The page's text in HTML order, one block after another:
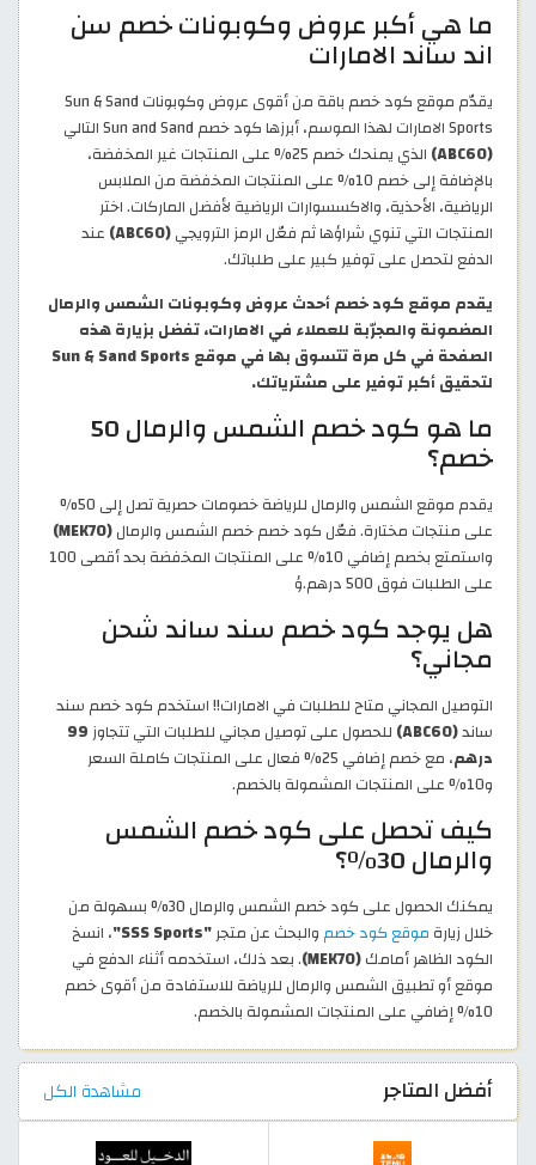
ما هي أكبر عروض وكوبونات خصم سن
اند ساند الامارات
يقدّم موقع كود خصم باقة من أقوى عروض وكوبونات Sun & Sand
Sports الامارات لهذا الموسم، أبرزها كود خصم Sun and Sand التالي
(ABC60)
الذي يمنحك خصم 25% على المنتجات غير المخفضة،
بالإضافة إلى خصم 10% على المنتجات المخفضة من الملابس
الرياضية، الأحذية، والاكسسوارات الرياضية لأفضل الماركات. اختر
المنتجات التي تنوي شراؤها ثم فعّل الرمز الترويجي(ABC60)
عند
الدفع لتحصل على توفير كبير على طلباتك.
يقدم موقع كود خصم أحدث عروض وكوبونات الشمس والرمال
المضمونة والمجرّبة للعملاء في الامارات، تفضل بزيارة هذه
الصفحة في كل مرة تتسوق بها في موقع Sun & Sand Sports
لتحقيق أكبر توفير على مشترياتك.
ما هو كود خصم الشمس والرمال 50
خصم؟
يقدم موقع الشمس والرمال للرياضة خصومات حصرية تصل إلى 50%
على منتجات مختارة. فعّل كود خصم خصم الشمس والرمال(MEK70)
واستمتع بخصم إضافي 10% على المنتجات المخفضة بحد أقصى 100
على الطلبات فوق 500 درهم.ؤ
هل يوجد كود خصم سند ساند شحن
مجاني؟
التوصيل المجاني متاح للطلبات في الامارات!! استخدم كود خصم سند
ساند(ABC60) للحصول على توصيل مجاني للطلبات التي تتجاوز 99
درهم
، مع خصم إضافي 25% فعال على المنتجات كاملة السعر
و10% على المنتجات المشمولة بالخصم.
كيف تحصل على كود خصم الشمس
والرمال 30٪؟
يمكنك الحصول على كود خصم الشمس والرمال 30% بسهولة من
خلال زيارة موقع كود خصم والبحث عن متجر"SSS Sports"
، انسخ
الكود الظاهر أمامك(MEK70)
. بعد ذلك، استخدمه أثناء الدفع في
موقع أو تطبيق الشمس والرمال للرياضة للاستفادة من أقوى خصم
10% إضافي على المنتجات المشمولة بالخصم.
أفضل المتاجر مشاهدة الكل